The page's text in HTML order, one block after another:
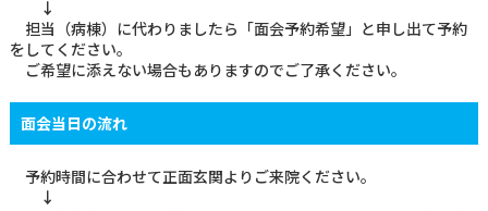
↓
担当（病棟）に代わりましたら「面会予約希望」と申し出て予約
をしてください。
ご希望に添えない場合もありますのでご了承ください。
面会当日の流れ
予約時間に合わせて正面玄関よりご来院ください。
↓